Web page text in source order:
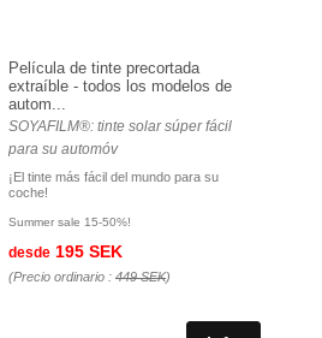
Película de tinte precortada
extraíble - todos los modelos de
autom...
SOYAFILM®: tinte solar súper fácil
para su automóv
¡El tinte más fácil del mundo para su
coche!
Summer sale 15-50%!
desde 195 SEK
(Precio ordinario : 449 SEK)